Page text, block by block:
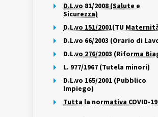
D.L.vo 81/2008 (Salute e
Sicurezza)
D.L.vo 151/2001(TU
D.L.vo 66/2003 (Orario di
D.L.vo 276/2003 (Riforma
L. 977/1967 (Tutela minori)
D.L.vo 165/2001 (Pubblico
Impiego)
Tutta la normativa COVID-19